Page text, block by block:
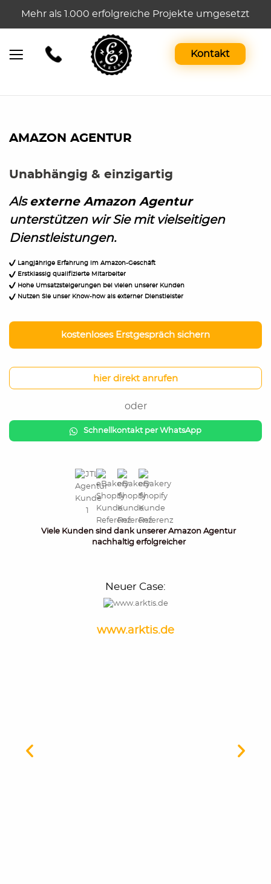
Mehr als 1.000 erfolgreiche Projekte umgesetzt
Kontakt
AMAZON AGENTUR
Unabhängig & einzigartig
Als externe Amazon Agentur
unterstützen wir Sie mit vielseitigen
Dienstleistungen.
Langjährige Erfahrung im Amazon-Geschäft
Erstklassig qualifizierte Mitarbeiter
Hohe Umsatzsteigerungen bei vielen unserer Kunden
Nutzen Sie unser Know-how als externer Dienstleister
kostenloses Erstgespräch sichern
hier direkt anrufen
oder
Schnellkontakt per WhatsApp
Viele Kunden sind dank unserer Amazon Agentur
nachhaltig erfolgreicher
Neuer Case: